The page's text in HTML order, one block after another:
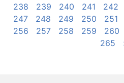
238
239 240 241 242
247
248 249 250 251
256
257 258 259 260
265